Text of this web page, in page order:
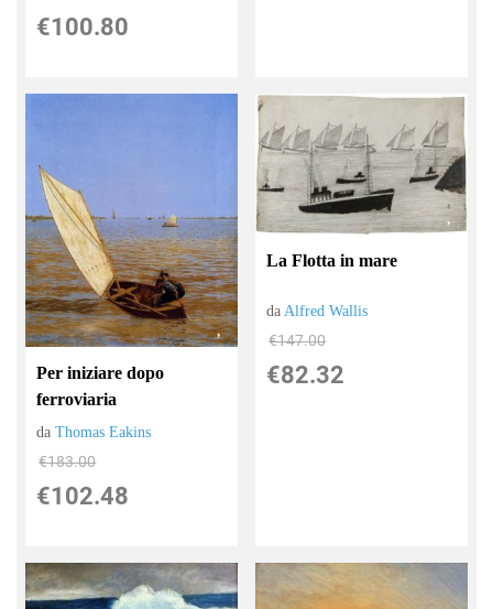
€100.80
Per iniziare dopo
ferroviaria
daThomas Eakins
€183.00
€102.48
La Flotta in mare
daAlfred Wallis
€147.00
€82.32